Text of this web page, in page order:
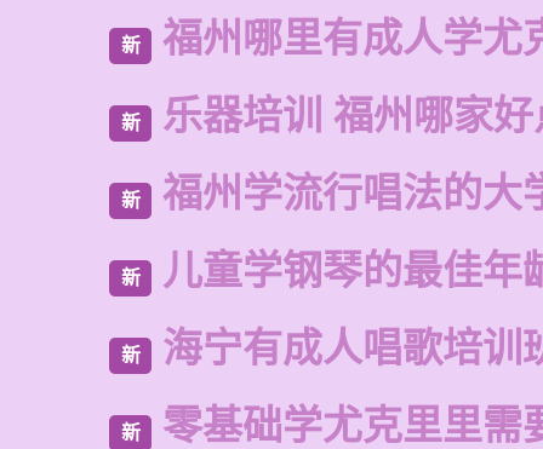
新 福州哪里有成人学尤
新 乐器培训 福州哪家好
新 福州学流行唱法的大
新 儿童学钢琴的最佳年
新 海宁有成人唱歌培训
新 零基础学尤克里里需